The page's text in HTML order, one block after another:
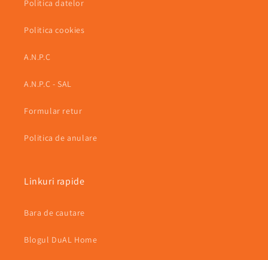
Politica datelor
Politica cookies
A.N.P.C
A.N.P.C - SAL
Formular retur
Politica de anulare
Linkuri rapide
Bara de cautare
Blogul DuAL Home